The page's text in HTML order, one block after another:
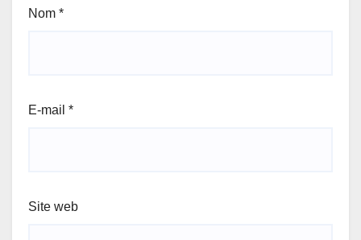
Nom *
E-mail *
Site web